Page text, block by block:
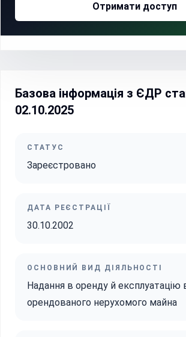
Отримати доступ
Базова інформація з ЄДР
02.10.2025
СТАТУС
Зареєстровано
ДАТА РЕЄСТРАЦІЇ
30.10.2002
ОСНОВНИЙ ВИД ДІЯЛЬНОСТІ
Надання в оренду й експлуатацію
орендованого нерухомого майна